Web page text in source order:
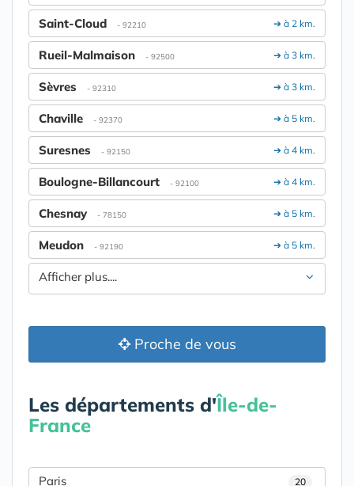
➔ à 2 km.
Saint-Cloud - 92210
➔ à 3 km.
Rueil-Malmaison - 92500
➔ à 3 km.
Sèvres - 92310
➔ à 5 km.
Chaville - 92370
➔ à 4 km.
Suresnes - 92150
➔ à 4 km.
Boulogne-Billancourt - 92100
➔ à 5 km.
Chesnay - 78150
➔ à 5 km.
Meudon - 92190
Afficher plus....
Proche de vous
Les départements d'Île-de-
France
Paris 20